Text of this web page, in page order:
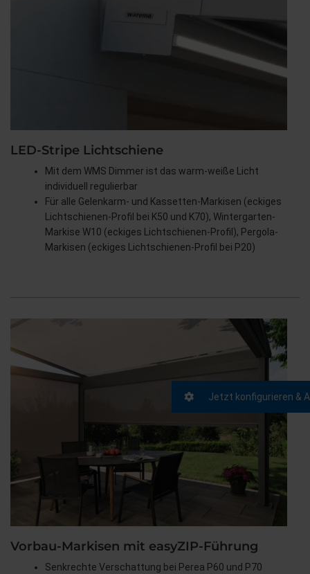
LED-Stripe Lichtschiene
Mit dem WMS Dimmer ist das warm-weiße Licht
individuell regulierbar
Für alle Gelenkarm- und Kassetten-Markisen (eckiges
Lichtschienen-Profil bei K50 und K70), Wintergarten-
Markise W10 (eckiges Lichtschienen-Profil), Pergola-
Markisen (eckiges Lichtschienen-Profil bei P20)
Vorbau-Markisen mit easyZIP-Führung
Senkrechte Verschattung bei Perea P60 und P70
Jetzt konfigurieren &